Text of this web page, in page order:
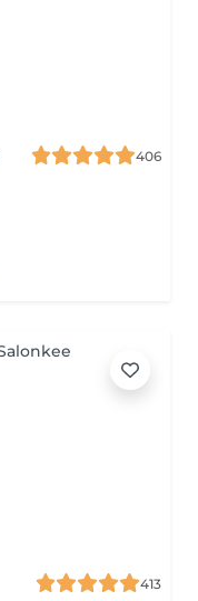
406
413